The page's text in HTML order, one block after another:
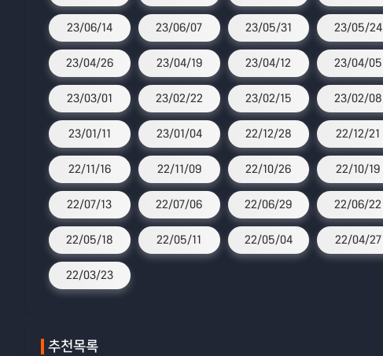
23/06/14 23/06/07 23/05/31 23/05/24
23/04/26 23/04/19 23/04/12 23/04/05
23/03/01 23/02/22 23/02/15 23/02/08
23/01/11 23/01/04 22/12/28 22/12/21
22/11/16 22/11/09 22/10/26 22/10/19
22/07/13 22/07/06 22/06/29 22/06/22
22/05/18 22/05/11 22/05/04 22/04/27
22/03/23
추천목록